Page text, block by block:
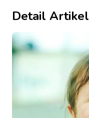
Detail Artikel